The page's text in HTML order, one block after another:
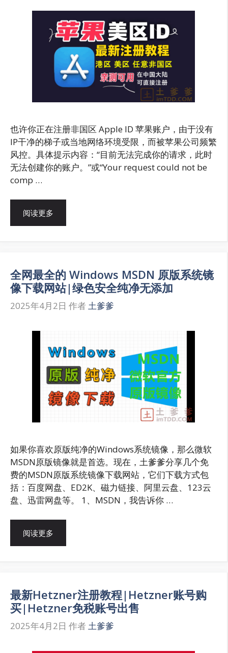
也许你正在注册非国区 Apple ID 苹果账户，由于没有
IP干净的梯子或当地网络环境受限，而被苹果公司频繁
风控。具体提示内容：“目前无法完成你的请求，此时
无法创建你的账户。”或“Your request could not be
comp …
阅读更多
全网最全的 Windows MSDN 原版系统镜
像下载网站|绿色安全纯净无添加
2025年4月2日 作者土爹爹
如果你喜欢原版纯净的Windows系统镜像，那么微软
MSDN原版镜像就是首选。现在，土爹爹分享几个免
费的MSDN原版系统镜像下载网站，它们下载方式包
括：百度网盘、ED2K、磁力链接、阿里云盘、123云
盘、迅雷网盘等。 1、MSDN，我告诉你 …
阅读更多
最新Hetzner注册教程|Hetzner账号购
买|Hetzner免税账号出售
2025年4月2日 作者土爹爹